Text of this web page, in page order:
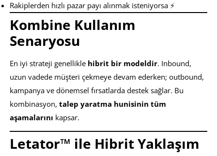
Rakiplerden hızlı pazar payı alınmak isteniyorsa ⚡
Kombine Kullanım
Senaryosu
En iyi strateji genellikle hibrit bir modeldir. Inbound,
uzun vadede müşteri çekmeye devam ederken; outbound,
kampanya ve dönemsel fırsatlarda destek sağlar. Bu
kombinasyon, talep yaratma hunisinin tüm
aşamalarını kapsar.
Letator™ ile Hibrit Yaklaşım